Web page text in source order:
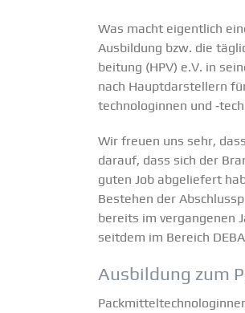
Was macht eigentlich
Ausbildung bzw. die
beitung (HPV) e.V. in
nach Haupt­dar­stellern
tech­no­lo­ginnen und
Wir freuen uns sehr,
darauf, dass sich der
guten Job abgeliefert
Bestehen der
bereits im vergan­genen
seitdem im Bereich
Ausbildung zum